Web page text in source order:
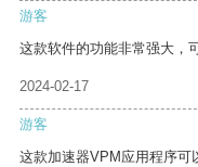
游客
这款软件的功能非常强大，
2024-02-17
游客
这款加速器VPM应用程序可